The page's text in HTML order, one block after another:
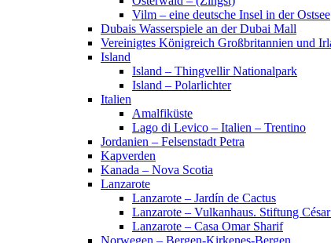
Vilm – eine deutsche Insel in der Ostsee
Dubais Wasserspiele an der Dubai Mall
Vereinigtes Königreich Großbritannien und
Island
Island – Thingvellir Nationalpark
Island – Polarlichter
Italien
Amalfiküste
Lago di Levico – Italien – Trentino
Jordanien – Felsenstadt Petra
Kapverden
Kanada – Nova Scotia
Lanzarote
Lanzarote – Jardín de Cactus
Lanzarote – Vulkanhaus. Stiftung
Lanzarote – Casa Omar Sharif
Norwegen – Bergen-Kirkenes-Bergen